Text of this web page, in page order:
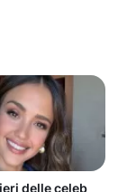
delle celeb